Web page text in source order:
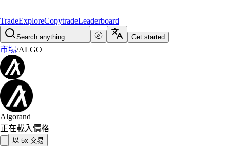
TradeExploreCopytradeLeaderboard
Search anything... Get started
市場/ALGO
Algorand
正在載入價格
以 5x 交易